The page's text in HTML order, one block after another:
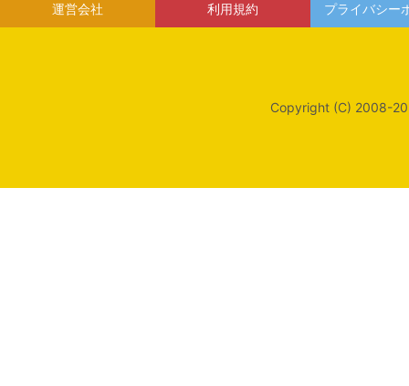
運営会社 利用規約 プライバシー
Copyright (C) 2008-